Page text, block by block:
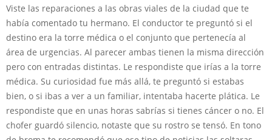
Viste las reparaciones a las obras viales de la ciudad que te
había comentado tu hermano. El conductor te preguntó si el
destino era la torre médica o el conjunto que pertenecía al
área de urgencias. Al parecer ambas tienen la misma dirección
pero con entradas distintas. Le respondiste que irías a la torre
médica. Su curiosidad fue más allá, te preguntó si estabas
bien, o si ibas a ver a un familiar, intentaba hacerte plática. Le
respondiste que en unas horas sabrías si tienes cáncer o no. El
chofer guardó silencio, notaste que su rostro se tensó. En tono